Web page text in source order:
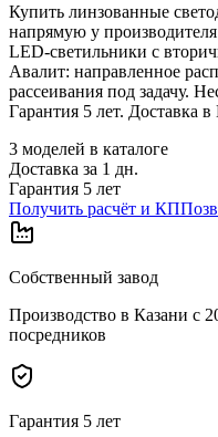
Купить линзованные
напрямую у
LED-светильники с
Авалит: направленное
рассеивания под задачу.
Гарантия 5 лет. Доставка в
3 моделей в каталоге
Доставка за 1 дн.
Гарантия 5 лет
Получить расчёт и КП
Собственный завод
Производство в Казани с
посредников
Гарантия 5 лет